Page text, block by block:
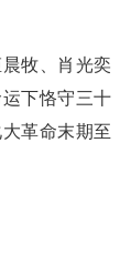
牧、肖光奕
下恪守三十
革命末期至